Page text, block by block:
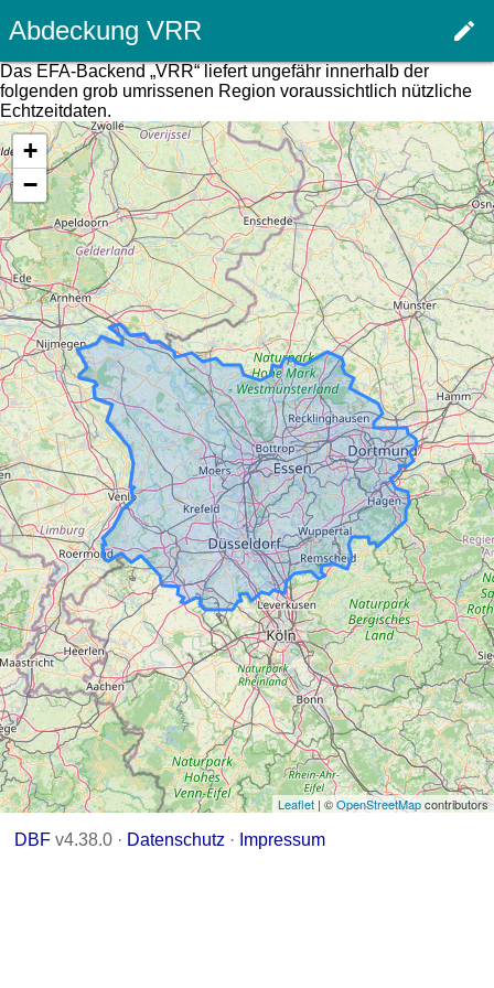
Abdeckung VRR edit
Das EFA-Backend „VRR“ liefert ungefähr innerhalb der
folgenden grob umrissenen Region voraussichtlich nützliche
Echtzeitdaten.
+
−
Leaflet| ©OpenStreetMapcontributors
DBF v4.38.0 · Datenschutz · Impressum